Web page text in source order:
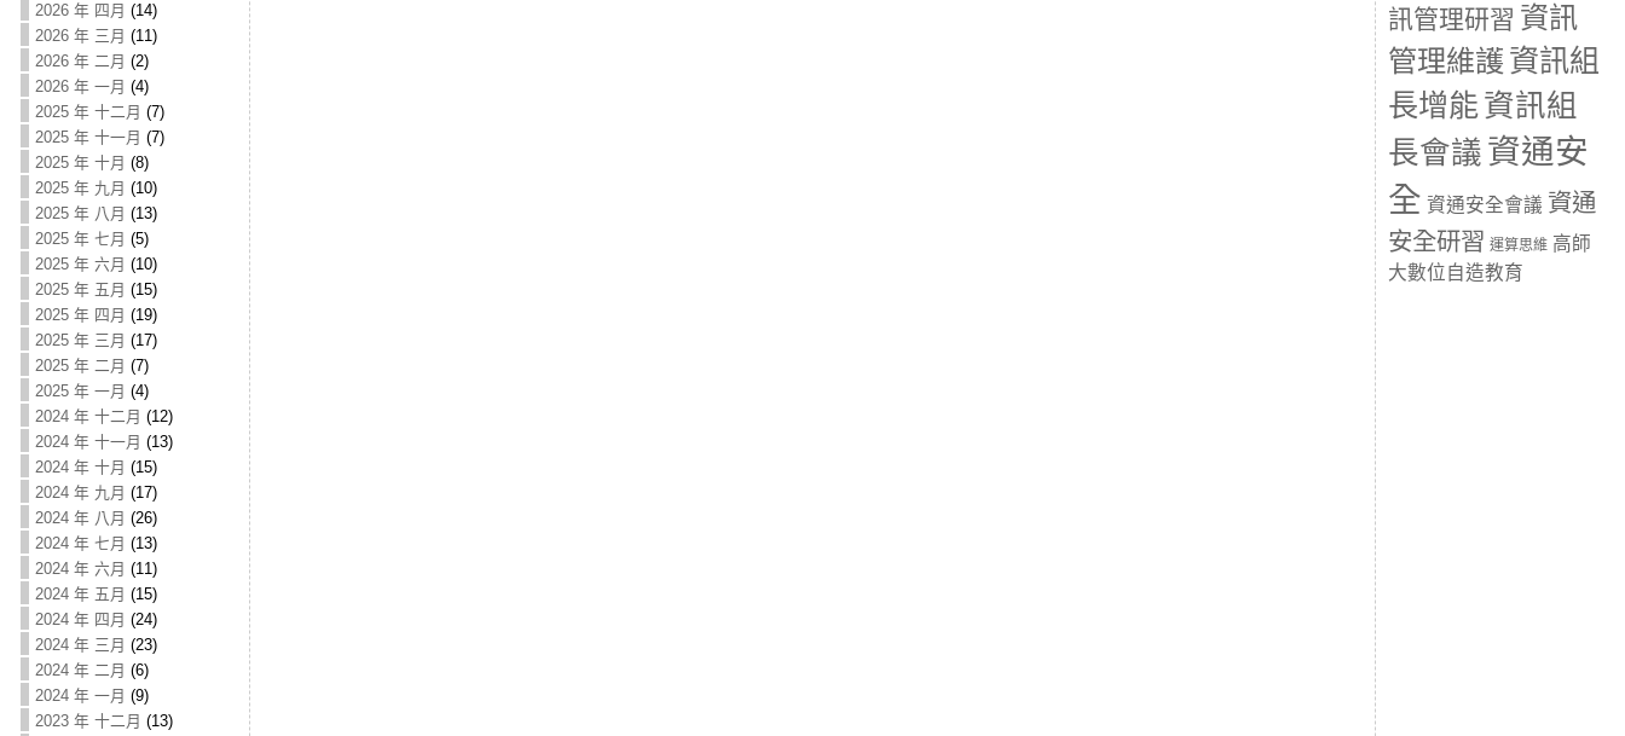
2026 年 四月 (14)
2026 年 三月 (11)
2026 年 二月 (2)
2026 年 一月 (4)
2025 年 十二月 (7)
2025 年 十一月 (7)
2025 年 十月 (8)
2025 年 九月 (10)
2025 年 八月 (13)
2025 年 七月 (5)
2025 年 六月 (10)
2025 年 五月 (15)
2025 年 四月 (19)
2025 年 三月 (17)
2025 年 二月 (7)
2025 年 一月 (4)
2024 年 十二月 (12)
2024 年 十一月 (13)
2024 年 十月 (15)
2024 年 九月 (17)
2024 年 八月 (26)
2024 年 七月 (13)
2024 年 六月 (11)
2024 年 五月 (15)
2024 年 四月 (24)
2024 年 三月 (23)
2024 年 二月 (6)
2024 年 一月 (9)
2023 年 十二月 (13)
訊管理研習 資訊
管理維護 資訊組
長增能資訊組
長會議 資通安
全 資通安全會議 資通
安全研習 運算思維 高師
大數位自造教育